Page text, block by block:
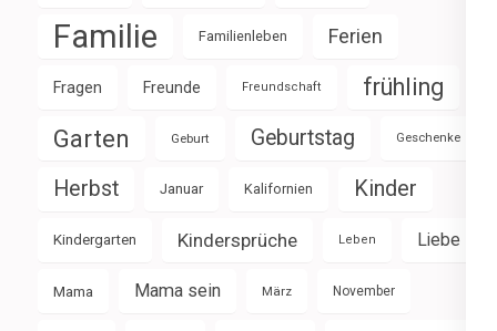
Familie Familienleben Ferien
Fragen Freunde Freundschaft frühling
Garten Geburt Geburtstag Geschenke
Herbst Januar Kalifornien Kinder
Kindergarten Kindersprüche Leben Liebe
Mama Mama sein März November